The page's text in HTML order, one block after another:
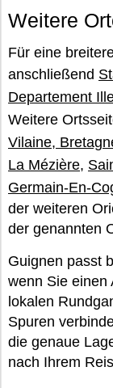
Weitere
Für eine
anschließend
Departement
Weitere
Vilaine,
La Mézière,
Germain-En-
der weiteren
der genannten
Guignen passt
wenn Sie einen
lokalen
Spuren
die genaue
nach Ihrem